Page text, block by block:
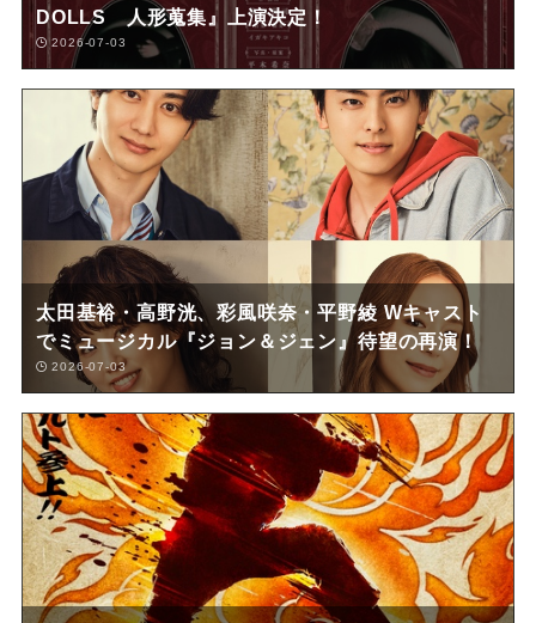
DOLLS 人形蒐集』上演決定！
2026-07-03
太田基裕・高野洸、彩風咲奈・平野綾 Wキャスト
でミュージカル『ジョン＆ジェン』待望の再演！
2026-07-03